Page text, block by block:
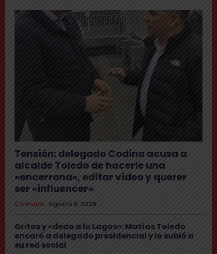
Tensión: delegado Codina acusa a
alcalde Toledo de hacerle una
«encerrona», editar video y querer
ser «influencer»
Comuna Agosto 6, 2026
Gritos y «dedo a lo Lagos»: Matías Toledo
encaró a delegado presidencial y lo subió a
su red social